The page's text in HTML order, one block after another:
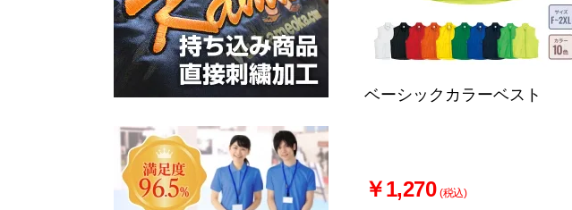
ベーシックカラーベスト
￥1,270 (税込)